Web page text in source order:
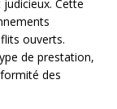
Cette
ouverts.
de prestation,
des